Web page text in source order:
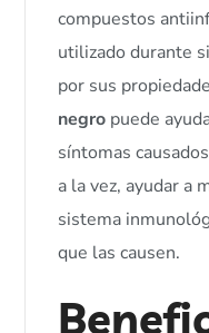
compuestos
utilizado durante
por sus
negro puede
síntomas
a la vez, ayudar a
sistema
que las causen.